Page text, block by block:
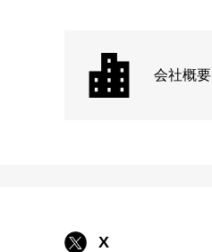
会社概要
X